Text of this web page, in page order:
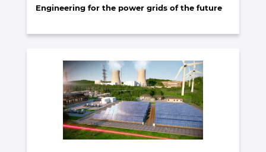
Engineering for the power grids of the future